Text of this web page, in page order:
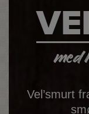
med
Vel’smurt